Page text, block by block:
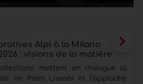
Alpi à la Milano
: visions de la matière
mettent en dialogue la
de Piero Lissoni et l’approche